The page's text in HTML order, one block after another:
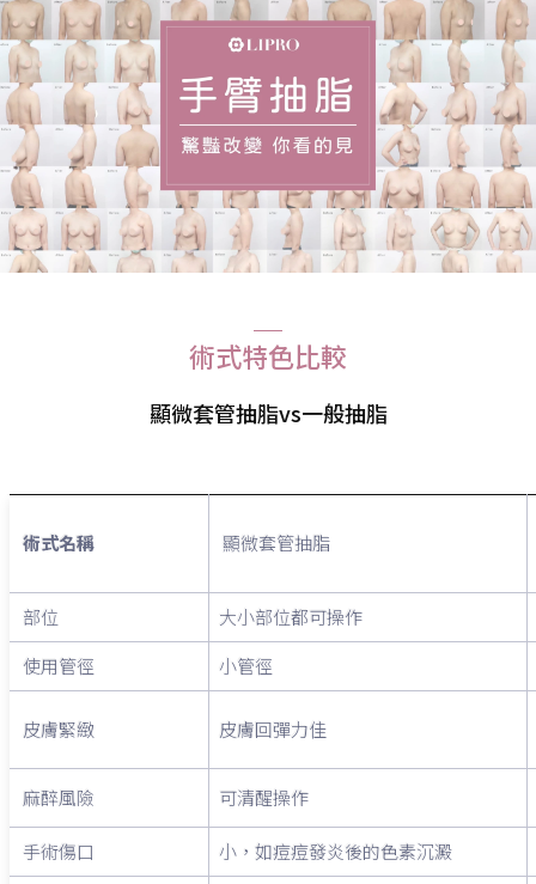
術式特色比較
顯微套管抽脂vs一般抽脂
術式名稱 顯微套管抽脂
部位
大小部位都可操作
使用管徑
小管徑
皮膚緊緻 皮膚回彈力佳
麻醉風險 可清醒操作
手術傷口
小，如痘痘發炎後的色素沉澱